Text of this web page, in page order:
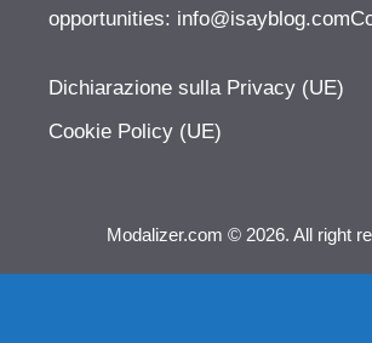
opportunities:
Dichiarazione sulla Privacy (UE)
Cookie Policy (UE)
Modalizer.com © 2026. All right